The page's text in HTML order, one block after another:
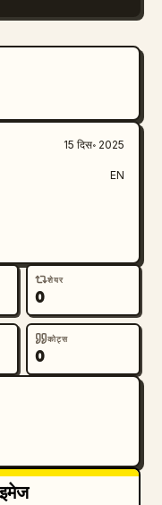
15 दिस॰ 2025
EN
शेयर
0
कोट्स
0